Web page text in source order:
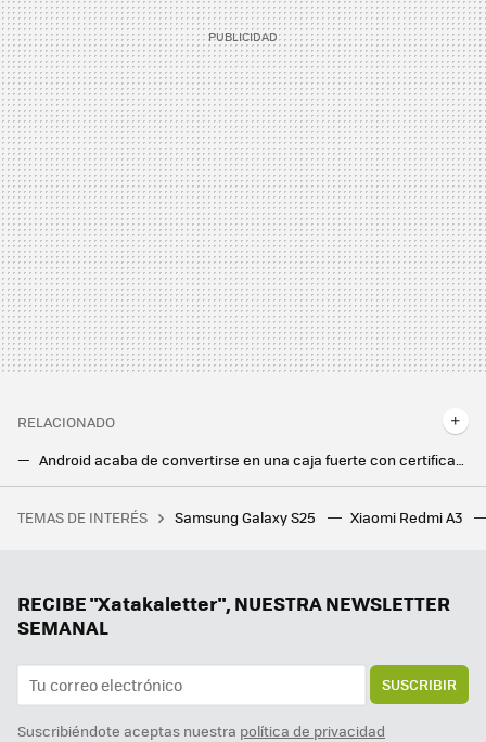
RELACIONADO
Android acaba de convertirse en una caja fuerte con certificación mundial. Es una gran noticia para tu cartera y tu coche
Si tienes uno de estos móviles Xiaomi, tendrás actualizaciones hasta 2031
El mapa definitivo del viaje de Ulises en 'La Odisea:' la película de Christopher Nolan, explicada de forma interactiva
TEMAS DE INTERÉS Samsung Galaxy S25 Xiaomi Redmi A3
RECIBE "Xatakaletter", NUESTRA NEWSLETTER
SEMANAL
SUSCRIBIR
Suscribiéndote aceptas nuestra política de privacidad